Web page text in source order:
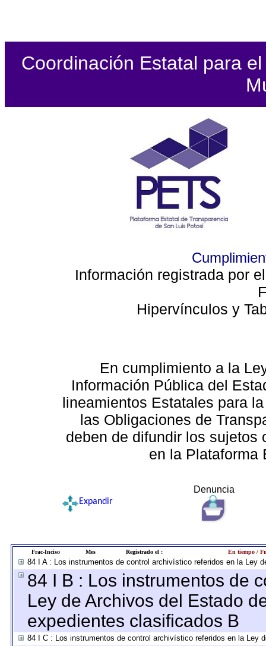
Coordinación Estatal para
Información registrada por
Hipervínculos y
En cumplimiento a la
Información Pública del
lineamientos Estatales para
las Obligaciones de
deben de difundir los sujetos
en la Plataforma
Denuncia
Expandir
Frac-Inciso Mes Registrado el : En tiempo /
84 I A : Los instrumentos de control archivístico referidos en la Ley
84 I B : Los instrumentos de
Ley de Archivos del Estado
expedientes clasificados B
84 I C : Los instrumentos de control archivístico referidos en la Ley